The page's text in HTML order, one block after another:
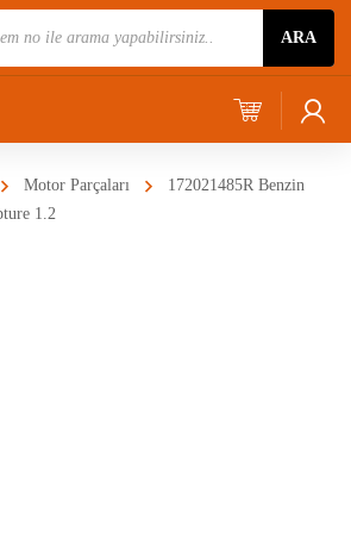
ARA
Motor Parçaları
172021485R Benzin
1.2